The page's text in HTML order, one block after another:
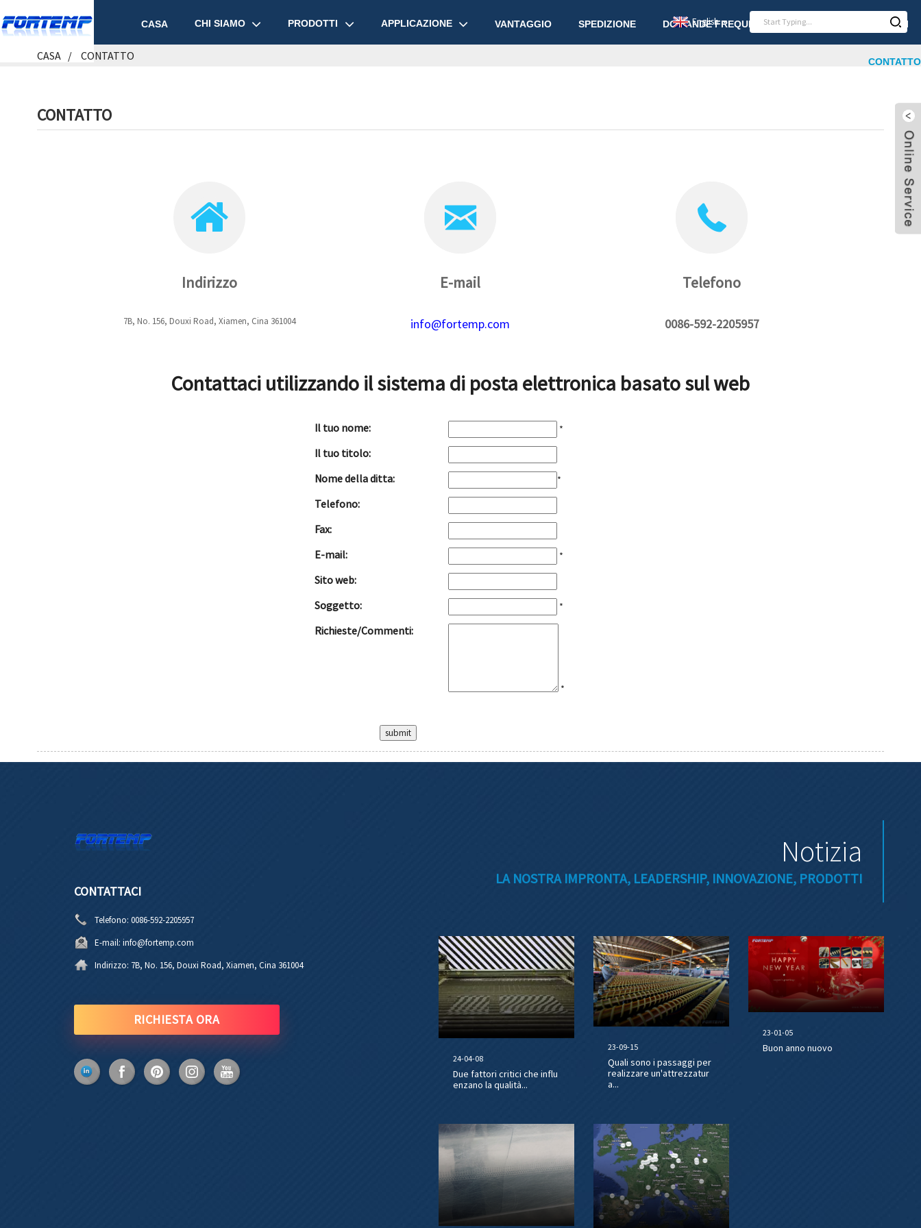
CASA CHI SIAMO PRODOTTI APPLICAZIONE VANTAGGIO SPEDIZIONE DOMANDE FREQUENTI NOTIZIA ARTICOLI
CONTATTO
English
CASA CONTATTO
CONTATTO
Indirizzo
7B, No. 156, Douxi Road, Xiamen, Cina 361004
E-mail
info@fortemp.com
Telefono
0086-592-2205957
Contattaci utilizzando il sistema di posta elettronica basato sul web
Il tuo nome: *
Il tuo titolo:
Nome della ditta:
*
Telefono:
Fax:
E-mail:
*
Sito web:
Soggetto:
*
Richieste/Commenti:
*
Notizia
LA NOSTRA IMPRONTA, LEADERSHIP, INNOVAZIONE, PRODOTTI
24-04-08
Due fattori critici che influ
enzano la qualità...
23-09-15
Quali sono i passaggi per
realizzare un'attrezzatur
a...
23-01-05
Buon anno nuovo
CONTATTACI
Telefono: 0086-592-2205957
E-mail: info@fortemp.com
Indirizzo: 7B, No. 156, Douxi Road, Xiamen, Cina 361004
RICHIESTA ORA